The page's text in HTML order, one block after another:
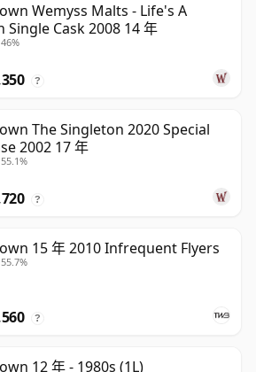
Wemyss Malts - Life's A
Single Cask 2008 14 年
?
The Singleton 2020 Special
2002 17 年
?
15 年 2010 Infrequent Flyers
?
12 年 - 1980s (1L)